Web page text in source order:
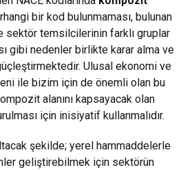
bir kod bulunmaması, bulunan
sektör temsilcilerinin farklı gruplar
gibi nedenler birlikte karar alma ve
Ulusal ekonomi ve
ile bizim için de önemli olan bu
alanını kapsayacak olan
için inisiyatif kullanmalıdır.
şekilde; yerel hammaddelerle
geliştirebilmek için sektörün